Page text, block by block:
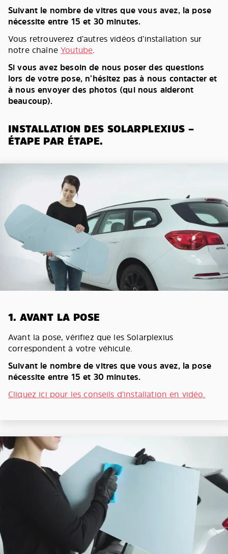
Suivant le nombre de vitres que vous avez, la pose
nécessite entre 15 et 30 minutes.
Vous retrouverez d’autres vidéos d’installation sur
notre chaîneYoutube.
Si vous avez besoin de nous poser des questions
lors de votre pose, n’hésitez pas à nous contacter et
à nous envoyer des photos (qui nous aideront
beaucoup).
INSTALLATION DES SOLARPLEXIUS –
ÉTAPE PAR ÉTAPE.
1. AVANT LA POSE
Avant la pose, vérifiez que les Solarplexius
correspondent à votre véhicule.
Suivant le nombre de vitres que vous avez, la pose
nécessite entre 15 et 30 minutes.
Cliquez ici pour les conseils d’installation en vidéo.